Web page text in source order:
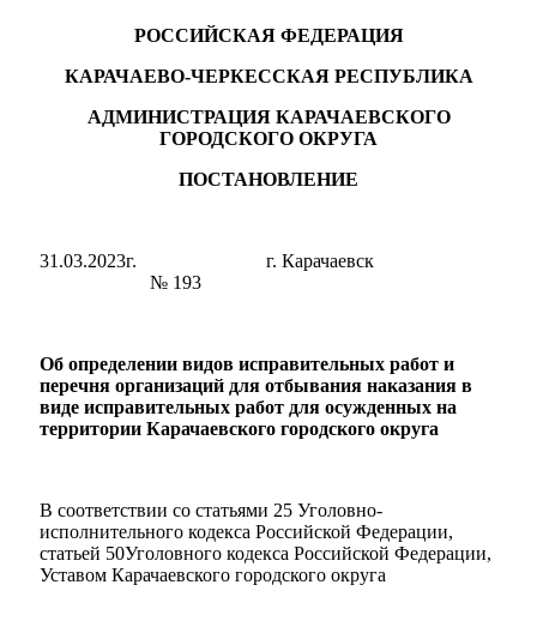
РОССИЙСКАЯ ФЕДЕРАЦИЯ
КАРАЧАЕВО-ЧЕРКЕССКАЯ РЕСПУБЛИКА
АДМИНИСТРАЦИЯ КАРАЧАЕВСКОГО
ГОРОДСКОГО ОКРУГА
ПОСТАНОВЛЕНИЕ
31.03.2023г. г. Карачаевск
№ 193
Об определении видов исправительных работ и
перечня организаций для отбывания наказания в
виде исправительных работ для осужденных на
территории Карачаевского городского округа
В соответствии со статьями 25 Уголовно-
исполнительного кодекса Российской Федерации,
статьей 50Уголовного кодекса Российской Федерации,
Уставом Карачаевского городского округа